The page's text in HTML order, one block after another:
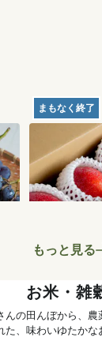
円
まもなく終了
【産地直送
のマンゴー
栽相当）
送
もっと見る
お米・雑
んの田んぼから、
た、味わいゆたかな